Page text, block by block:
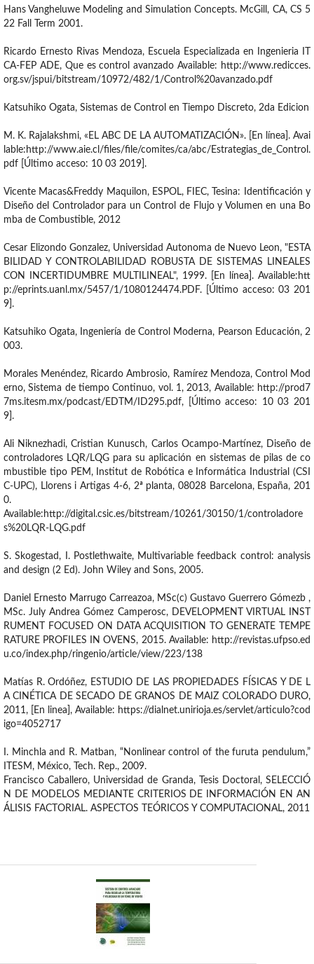
Hans Vangheluwe Modeling and Simulation Concepts. McGill, CA, CS 5
22 Fall Term 2001.
Ricardo Ernesto Rivas Mendoza, Escuela Especializada en Ingenieria IT
CA-FEP ADE, Que es control avanzado Available: http://www.redicces.
org.sv/jspui/bitstream/10972/482/1/Control%20avanzado.pdf
Katsuhiko Ogata, Sistemas de Control en Tiempo Discreto, 2da Edicion
M. K. Rajalakshmi, «EL ABC DE LA AUTOMATIZACIÓN». [En línea]. Avai
lable:http://www.aie.cl/files/file/comites/ca/abc/Estrategias_de_Control.
pdf [Último acceso: 10 03 2019].
Vicente Macas&Freddy Maquilon, ESPOL, FIEC, Tesina: Identificación y
Diseño del Controlador para un Control de Flujo y Volumen en una Bo
mba de Combustible, 2012
Cesar Elizondo Gonzalez, Universidad Autonoma de Nuevo Leon, "ESTA
BILIDAD Y CONTROLABILIDAD ROBUSTA DE SISTEMAS LINEALES
CON INCERTIDUMBRE MULTILINEAL", 1999. [En línea]. Available:htt
p://eprints.uanl.mx/5457/1/1080124474.PDF. [Último acceso: 03 201
9].
Katsuhiko Ogata, Ingeniería de Control Moderna, Pearson Educación, 2
003.
Morales Menéndez, Ricardo Ambrosio, Ramírez Mendoza, Control Mod
erno, Sistema de tiempo Continuo, vol. 1, 2013, Available: http://prod7
7ms.itesm.mx/podcast/EDTM/ID295.pdf, [Último acceso: 10 03 201
9].
Ali Niknezhadi, Cristian Kunusch, Carlos Ocampo-Martínez, Diseño de
controladores LQR/LQG para su aplicación en sistemas de pilas de co
mbustible tipo PEM, Institut de Robótica e Informática Industrial (CSI
C-UPC), Llorens i Artigas 4-6, 2ª planta, 08028 Barcelona, España, 201
0.
Available:http://digital.csic.es/bitstream/10261/30150/1/controladore
s%20LQR-LQG.pdf
S. Skogestad, I. Postlethwaite, Multivariable feedback control: analysis
and design (2 Ed). John Wiley and Sons, 2005.
Daniel Ernesto Marrugo Carreazoa, MSc(c) Gustavo Guerrero Gómezb ,
MSc. July Andrea Gómez Camperosc, DEVELOPMENT VIRTUAL INST
RUMENT FOCUSED ON DATA ACQUISITION TO GENERATE TEMPE
RATURE PROFILES IN OVENS, 2015. Available: http://revistas.ufpso.ed
u.co/index.php/ringenio/article/view/223/138
Matías R. Ordóñez, ESTUDIO DE LAS PROPIEDADES FÍSICAS Y DE L
A CINÉTICA DE SECADO DE GRANOS DE MAIZ COLORADO DURO,
2011, [En linea], Available: https://dialnet.unirioja.es/servlet/articulo?cod
igo=4052717
I. Minchla and R. Matban, “Nonlinear control of the furuta pendulum,”
ITESM, México, Tech. Rep., 2009.
Francisco Caballero, Universidad de Granda, Tesis Doctoral, SELECCIÓ
N DE MODELOS MEDIANTE CRITERIOS DE INFORMACIÓN EN AN
ÁLISIS FACTORIAL. ASPECTOS TEÓRICOS Y COMPUTACIONAL, 2011